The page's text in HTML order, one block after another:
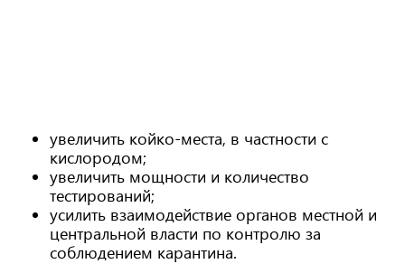
увеличить койко-места, в частности с
кислородом;
увеличить мощности и количество
тестирований;
усилить взаимодействие органов местной и
центральной власти по контролю за
соблюдением карантина.